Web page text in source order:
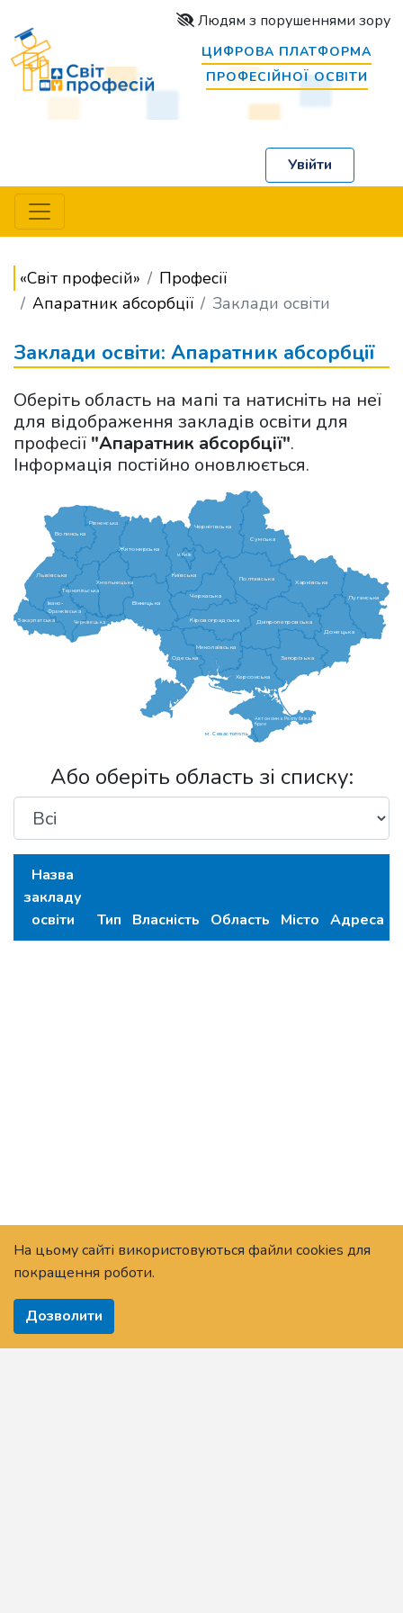
Людям з порушеннями зору
ЦИФРОВА ПЛАТФОРМА
ПРОФЕСІЙНОЇ ОСВІТИ
Увійти
«Світ професій»
Професії
Апаратник абсорбції
Заклади освіти
Заклади освіти: Апаратник абсорбції
Оберіть область на мапі та натисніть на неї
для відображення закладів освіти для
професії "Апаратник абсорбції".
Інформація постійно оновлюється.
Вінницька
Волинська
Дніпропетровська
Донецька
Житомирська
Закарпатська
Запорізька
Івано-
Франківська
Київська
Кіровоградська
Луганська
Львівська
м.Київ
Миколаївська
Одеська
Полтавська
Рівненська
Сумська
Тернопільська
Харківська
Херсонська
Хмельницька
Черкаська
Чернівецька
Чернігівська
Автономна Республіка
Крим
м. Севастополь
Або оберіть область зі списку:
Назва
закладу
освіти
Тип Власність Область Місто Адреса
На цьому сайті використовуються файли cookies для
покращення роботи.
Дозволити